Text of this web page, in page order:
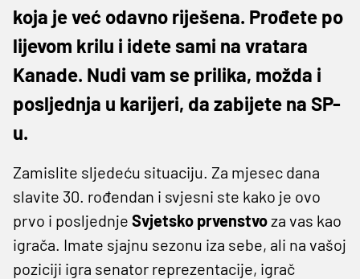
koja je već odavno riješena. Prođete po
lijevom krilu i idete sami na vratara
Kanade. Nudi vam se prilika, možda i
posljednja u karijeri, da zabijete na SP-
u.
Zamislite sljedeću situaciju. Za mjesec dana
slavite 30. rođendan i svjesni ste kako je ovo
prvo i posljednje Svjetsko prvenstvoza vas kao
igrača. Imate sjajnu sezonu iza sebe, ali na vašoj
poziciji igra senator reprezentacije, igrač